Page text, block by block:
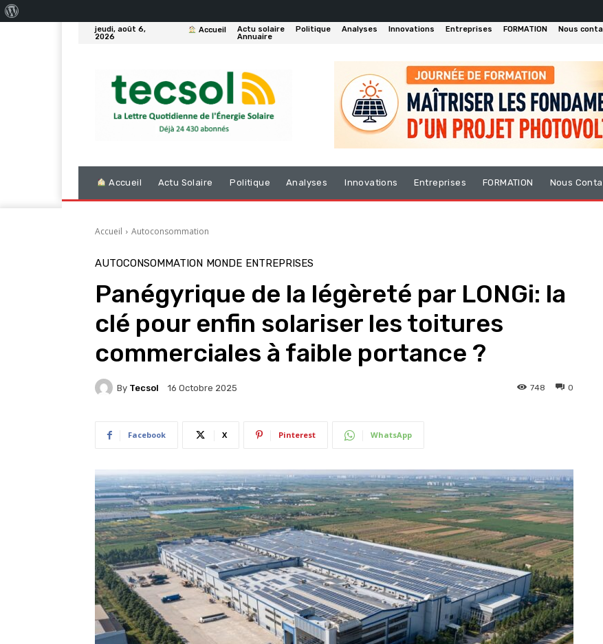
jeudi, août 6,
2026
Accueil Actu solaire Politique Analyses Innovations Entreprises FORMATION
Nous
Annuaire
Accueil Actu Solaire Politique Analyses Innovations Entreprises FORMATION Nous
Accueil Autoconsommation
AUTOCONSOMMATION MONDE ENTREPRISES
Panégyrique de la légèreté par LONGi: la
clé pour enfin solariser les toitures
commerciales à faible portance ?
By Tecsol 16 Octobre 2025 0
748
Facebook X Pinterest WhatsApp